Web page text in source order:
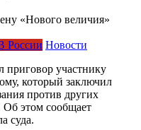
России Новости
приговор участнику
который заключил
против других
этом сообщает
суда.